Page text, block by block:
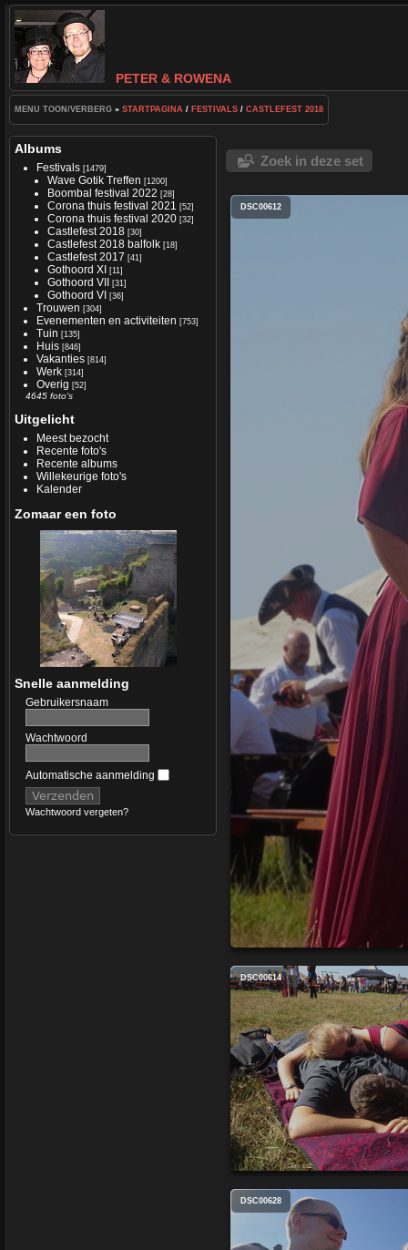
PETER & ROWENA
MENU TOON/VERBERG » STARTPAGINA / FESTIVALS/ CASTLEFEST 2018
Albums
Festivals [1479]
Wave Gotik Treffen [1200]
Boombal festival 2022 [28]
Corona thuis festival 2021 [52]
Corona thuis festival 2020 [32]
Castlefest 2018 [30]
Castlefest 2018 balfolk [18]
Castlefest 2017 [41]
Gothoord XI [11]
Gothoord VII [31]
Gothoord VI [36]
Trouwen [304]
Evenementen en activiteiten [753]
Tuin [135]
Huis [846]
Vakanties [814]
Werk [314]
Overig [52]
4645 foto's
Uitgelicht
Meest bezocht
Recente foto's
Recente albums
Willekeurige foto's
Kalender
Zomaar een foto
Snelle aanmelding
Gebruikersnaam
Wachtwoord
Automatische aanmelding
Wachtwoord vergeten?
Zoek in deze set
DSC00612
DSC00614
DSC00628